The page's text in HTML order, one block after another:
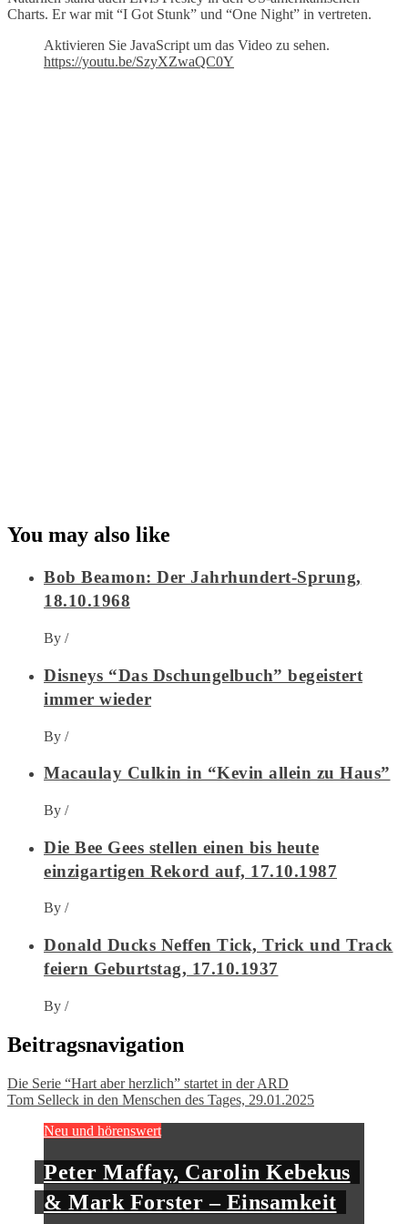
Charts. Er war mit “I Got Stunk” und “One Night” in vertreten.
Aktivieren Sie JavaScript um das Video zu sehen.
https://youtu.be/SzyXZwaQC0Y
You may also like
Bob Beamon: Der Jahrhundert-Sprung,
18.10.1968
By /
Disneys “Das Dschungelbuch” begeistert
immer wieder
By /
Macaulay Culkin in “Kevin allein zu Haus”
By /
Die Bee Gees stellen einen bis heute
einzigartigen Rekord auf, 17.10.1987
By /
Donald Ducks Neffen Tick, Trick und Track
feiern Geburtstag, 17.10.1937
By /
Beitragsnavigation
Die Serie “Hart aber herzlich” startet in der ARD
Tom Selleck in den Menschen des Tages, 29.01.2025
Neu und hörenswert
Peter Maffay, Carolin Kebekus
& Mark Forster – Einsamkeit